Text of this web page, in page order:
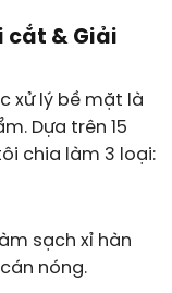
cắt & Giải
xử lý bề mặt là
Dựa trên 15
chia làm 3 loại:
sạch xỉ hàn
nóng.